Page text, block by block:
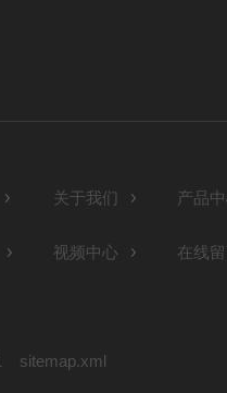
关于我们 产品
视频中心 在线
sitemap.xml